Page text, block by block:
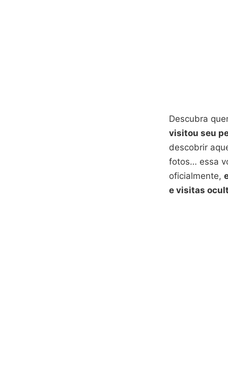
Descubra
visitou seu
descobrir
fotos… essa
oficialmente,
e visitas